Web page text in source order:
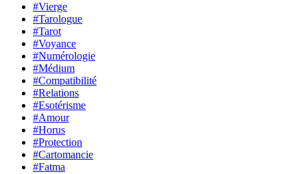
#Vierge
#Tarologue
#Tarot
#Voyance
#Numérologie
#Médium
#Compatibilité
#Relations
#Esotérisme
#Amour
#Horus
#Protection
#Cartomancie
#Fatma